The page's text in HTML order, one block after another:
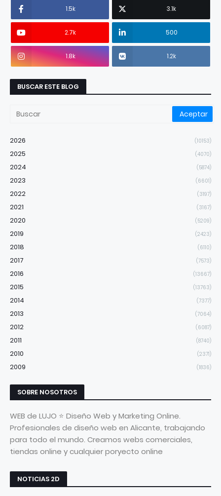
1.5k 3.1k
2.7k 500
1.8k 1.2k
BUSCAR ESTE BLOG
2026 (10153)
2025 (4070)
2024 (5874)
2023 (6601)
2022 (3197)
2021 (3167)
2020 (5209)
2019 (2423)
2018 (6110)
2017 (7573)
2016 (13667)
2015 (13763)
2014 (7377)
2013 (7064)
2012 (6087)
2011 (8740)
2010 (2371)
2009 (1836)
SOBRE NOSOTROS
WEB de LUJO ⭐ Diseño Web y Marketing Online.
Profesionales de diseño web en Alicante, trabajando
para todo el mundo. Creamos webs comerciales,
tiendas online y cualquier poryecto online
NOTICIAS 2D